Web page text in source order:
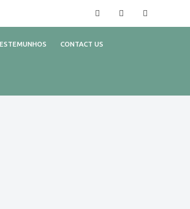
FacebookInstagram
CONTACT US